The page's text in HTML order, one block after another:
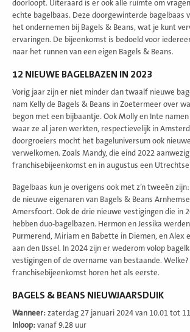
doorloopt. Uiteraard is er ook alle ruimte om
echte bagelbaas. Deze doorgewinterde bagelbaas
het ondernemen bij Bagels & Beans, wat je kunt
ervaringen. De bijeenkomst is bedoeld voor
naar het runnen van een eigen Bagels & Beans.
12 NIEUWE BAGELBAZEN IN 2023
Vorig jaar zijn er niet minder dan twaalf nieuwe
nam Kelly de Bagels & Beans in Zoetermeer over
begon met een bijbaantje. Ook Molly en Inte
waar ze al jaren werkten, respectievelijk in
doorgroeiers mocht het bageluniversum ook
verwelkomen. Zoals Mandy, die eind 2022
franchisebijeenkomst en in augustus een
Bagelbaas kun je overigens ook met z’n tweeën
de nieuwe eigenaren van Bagels & Beans
Amersfoort. Ook de drie nieuwe vestigingen die in
hebben duo-bagelbazen. Hermon en Jessika
Purmerend, Miriam en Babette in Diemen, en Alex
aan den IJssel. In 2024 zijn er wederom volop
vestigingen of de overname van bestaande.
franchisebijeenkomst horen het als eerste.
BAGELS & BEANS NIEUWJAARSDUIK
Wanneer: zaterdag 27 januari 2024 van 10.01 tot
Inloop: vanaf 9.28 uur